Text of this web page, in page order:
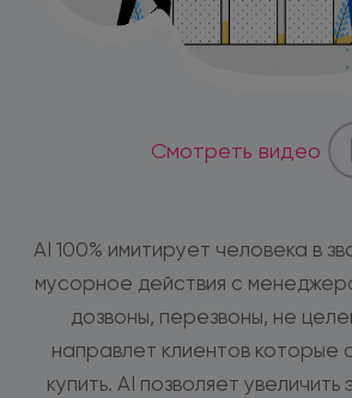
Смотреть видео
AI 100% имитирует человека в
мусорное действия с
дозвоны, перезвоны, не
направлет клиентов которые
купить. AI позволяет увеличить